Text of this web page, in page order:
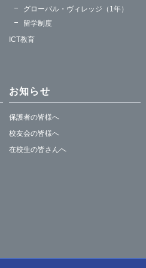
グローバル・ヴィレッジ（1年）
留学制度
ICT教育
お知らせ
保護者の皆様へ
校友会の皆様へ
在校生の皆さんへ